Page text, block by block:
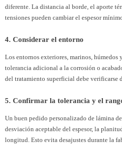
diferente. La distancia al borde, el aporte
tensiones pueden cambiar el espesor
4. Considerar el entorno
Los entornos exteriores, marinos, húmedos
tolerancia adicional a la corrosión o
del tratamiento superficial debe verificarse
5. Confirmar la tolerancia y el
Un buen pedido personalizado de lámina
desviación aceptable del espesor, la
longitud. Esto evita desajustes durante la